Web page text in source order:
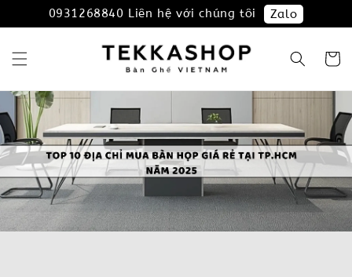
0931268840 Liên hệ với chúng tôi Zalo